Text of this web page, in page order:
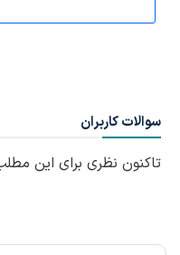
سوالات کاربران
تاکنون نظری برای این